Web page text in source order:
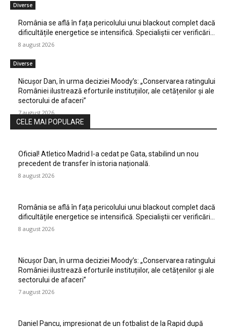
Diverse
România se află în fața pericolului unui blackout complet dacă
dificultățile energetice se intensifică. Specialiștii cer verificări…
8 august 2026
Diverse
Nicușor Dan, în urma deciziei Moody’s: „Conservarea ratingului
României ilustrează eforturile instituțiilor, ale cetățenilor și ale
sectorului de afaceri”
7 august 2026
CELE MAI POPULARE
Oficial! Atletico Madrid l-a cedat pe Gata, stabilind un nou
precedent de transfer în istoria națională.
8 august 2026
România se află în fața pericolului unui blackout complet dacă
dificultățile energetice se intensifică. Specialiștii cer verificări…
8 august 2026
Nicușor Dan, în urma deciziei Moody’s: „Conservarea ratingului
României ilustrează eforturile instituțiilor, ale cetățenilor și ale
sectorului de afaceri”
7 august 2026
Daniel Pancu, impresionat de un fotbalist de la Rapid după